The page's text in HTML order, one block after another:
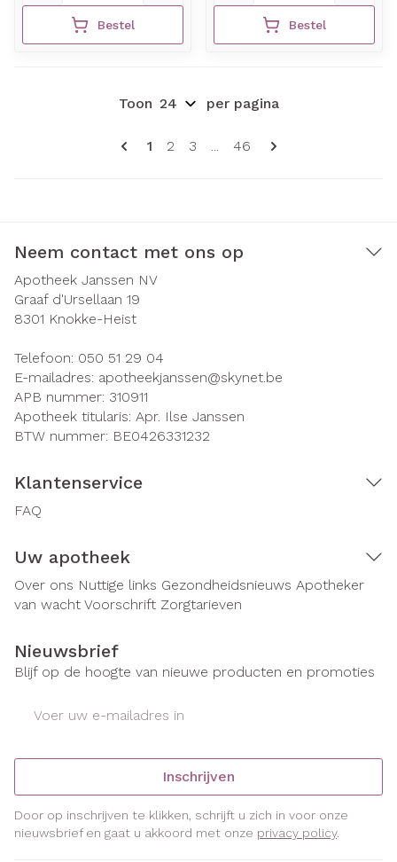
Bestel Bestel
Pagina's
U lees momenteel pagina
1 Pagina
2 Pagina
3 ... Pagina
46
Toon per pagina
Neem contact met ons op
Apotheek Janssen NV
Graaf d'Ursellaan 19
8301 Knokke-Heist
Telefoon: 050 51 29 04
E-mailadres: apotheekjanssen@skynet.be
APB nummer: 310911
Apotheek titularis: Apr. Ilse Janssen
BTW nummer: BE0426331232
Klantenservice
FAQ
Uw apotheek
Over ons Nuttige links Gezondheidsnieuws Apotheker
van wacht Voorschrift Zorgtarieven
Nieuwsbrief
Blijf op de hoogte van nieuwe producten en promoties
Inschrijven
Door op inschrijven te klikken, schrijft u zich in voor onze
nieuwsbrief en gaat u akkoord met onze privacy policy.